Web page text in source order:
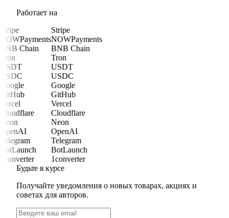
Работает на
Stripe
NOWPayments
BNB Chain
Tron
USDT
USDC
Google
GitHub
Vercel
Cloudflare
Neon
OpenAI
Telegram
BotLaunch
1converter
Stripe
NOWPayments
BNB Chain
Tron
USDT
USDC
Google
GitHub
Vercel
Cloudflare
Neon
OpenAI
Telegram
BotLaunch
1converter
Будьте в курсе
Получайте уведомления о новых товарах, акциях и
советах для авторов.